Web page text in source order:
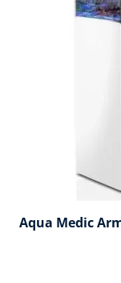
Aqua Medic